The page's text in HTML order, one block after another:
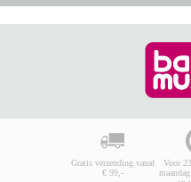
Gratis verzending vanaf
€ 99,-
Voor